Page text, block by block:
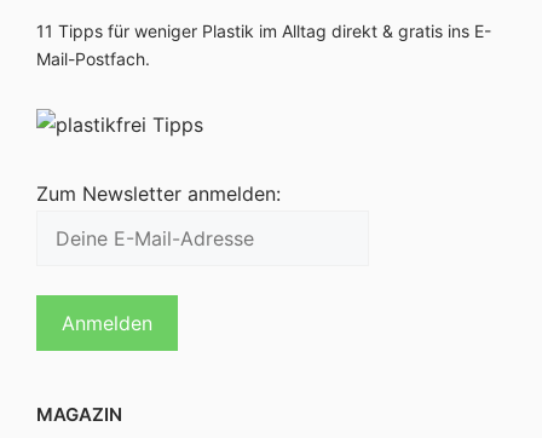
11 Tipps für weniger Plastik im Alltag direkt & gratis ins E-
Mail-Postfach.
Zum Newsletter anmelden:
MAGAZIN